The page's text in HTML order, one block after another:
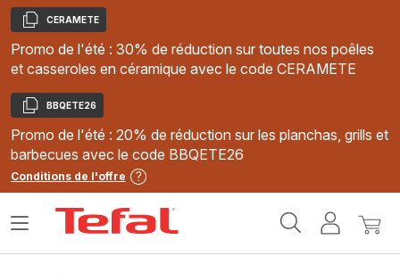
Copier
CERAMETE
Promo de l'été : 30% de réduction sur toutes nos poêles
et casseroles en céramique avec le code CERAMETE
Copier
BBQETE26
Promo de l'été : 20% de réduction sur les planchas, grills et
barbecues avec le code BBQETE26
Conditions de l'offre
MonMon
Ouvrir